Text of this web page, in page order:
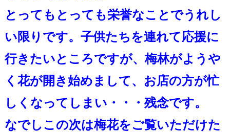
とってもとっても栄誉なことでうれし
い限りです。子供たちを連れて応援に
行きたいところですが、梅林がようや
く花が開き始めまして、お店の方が忙
しくなってしまい・・・残念です。
なでしこの次は梅花をご覧いただけた